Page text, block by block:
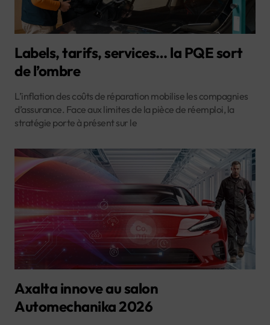
Labels, tarifs, services… la PQE sort
de l’ombre
L’inflation des coûts de réparation mobilise les compagnies
d’assurance. Face aux limites de la pièce de réemploi, la
stratégie porte à présent sur le
Axalta innove au salon
Automechanika 2026